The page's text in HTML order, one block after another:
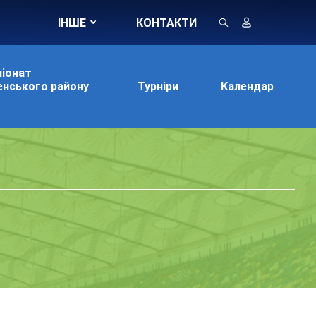
ІНШЕ КОНТАКТИ
району
Турніри Календар